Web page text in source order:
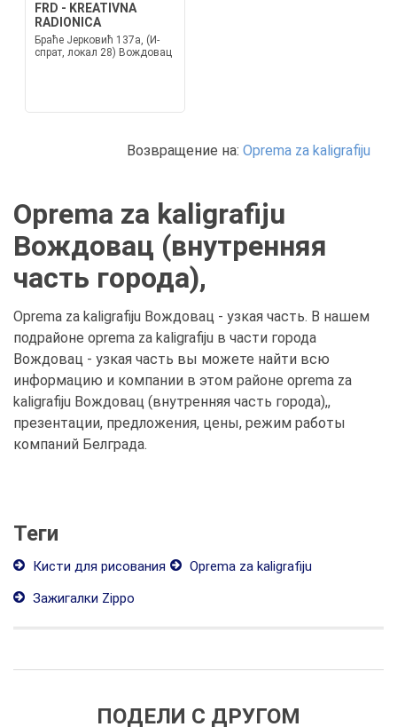
FRD - KREATIVNA
RADIONICA
Браће Јерковић 137а, (И-
спрат, локал 28) Вождовац
Возвращение на: Oprema za kaligrafiju
Oprema za kaligrafiju
Вождовац (внутренняя
часть города),
Oprema za kaligrafiju Вождовац - узкая часть. В нашем
подрайоне oprema za kaligrafiju в части города
Вождовац - узкая часть вы можете найти всю
информацию и компании в этом районе oprema za
kaligrafiju Вождовац (внутренняя часть города),,
презентации, предложения, цены, режим работы
компаний Белграда.
Теги
Кисти для рисования
Oprema za kaligrafiju
Зажигалки Zippo
ПОДЕЛИ С ДРУГОМ